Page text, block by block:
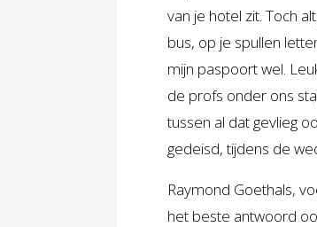
van je hotel zit. Toch
bus, op je spullen
mijn paspoort wel.
de profs onder ons
tussen al dat gevlieg
gedeisd, tijdens de
Raymond Goethals,
het beste antwoord